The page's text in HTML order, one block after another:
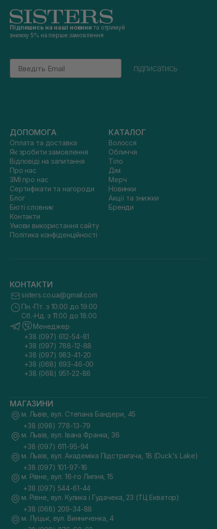
Підпишись на наші новини та отримуй
знижку 5% на перше замовлення
Email
підписатись
ДОПОМОГА
Оплата та доставка
Як зробити замовлення
Відповіді на запитання
Про нас
ЗМІ про нас
Сертифікати та нагороди
Блог
Бюті словник
Контакти
Умови використання сайту
Політика конфіденційності
КАТАЛОГ
Волосся
Обличчя
Тіло
Дім
Мерч
Новинки
Акції та знижки
Бренди
КОНТАКТИ
sisters.co.ua@gmail.com
Пн.-Пт. з 10:00 до 19:00
Сб.-Нд. з 11:00 до 18:00
Менеджер
+38 (097) 612-54-81
+38 (097) 788-12-88
+38 (097) 983-41-20
+38 (068) 693-46-00
+38 (068) 951-22-86
МАГАЗИНИ
м. Львів, вул. Степана Бандери, 45
+38 (098) 778-13-79
м. Львів, вул. Івана Франка, 36
+38 (097) 611-95-94
м. Львів, вул. Академіка Підстригача, 1В (Duck's Lake)
+38 (097) 101-97-16
м. Рівне, вул. 16-го Липня, 15
+38 (097) 544-61-44
м. Рівне, вул. Кулика і Гудачека, 23 (ТЦ Екватор)
+38 (068) 209-34-88
м. Луцьк, вул. Винниченка, 4